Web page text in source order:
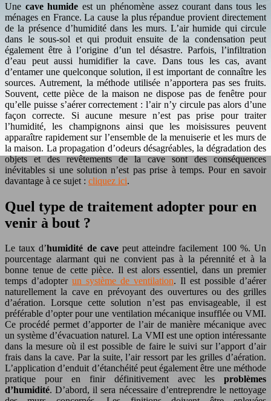
Une cave humide est un phénomène assez courant dans tous les
ménages en France. La cause la plus répandue provient directement
de la présence d’humidité dans les murs. L’air humide qui circule
dans le sous-sol et qui produit ensuite de la condensation peut
également être à l’origine d’un tel désastre. Parfois, l’infiltration
d’eau peut aussi humidifier la cave. Dans tous les cas, avant
d’entamer une quelconque solution, il est important de connaître les
sources. Autrement, la méthode utilisée n’apportera pas ses fruits.
Souvent, cette pièce de la maison ne dispose pas de fenêtre pour
qu’elle puisse s’aérer correctement : l’air n’y circule pas alors d’une
façon correcte. Si aucune mesure n’est pas prise pour traiter
l’humidité, les champignons ainsi que les moisissures peuvent
apparaître rapidement sur l’ensemble de la menuiserie et les murs de
la maison. La propagation d’odeurs désagréables, la dégradation des
objets et des revêtements de la cave sont des conséquences
inévitables si une solution n’est pas prise à temps. Pour en savoir
davantage à ce sujet : cliquez ici.
Quel type de traitement adopter pour en
venir à bout ?
Le taux d’humidité de cavepeut atteindre facilement 100 %. Un
pourcentage alarmant qui ne convient pas à la pérennité et à la
bonne tenue de cette pièce. Il est alors essentiel, dans un premier
temps d’adopter un système de ventilation. Il est possible d’aérer
naturellement la cave en prévoyant des ouvertures ou des grilles
d’aération. Lorsque cette solution n’est pas envisageable, il est
préférable d’opter pour une ventilation mécanique insufflée ou VMI.
Ce procédé permet d’apporter de l’air de manière mécanique avec
un système d’évacuation naturel. La VMI est une option intéressante
dans la mesure où il est possible de faire le suivi sur l’apport d’air
frais dans la cave. Par la suite, l’air ressort par les grilles d’aération.
L’application d’enduit d’étanchéité peut également être une méthode
pratique pour en finir définitivement avec les problèmes
d’humidité. D’abord, il sera nécessaire d’entreprendre le nettoyage